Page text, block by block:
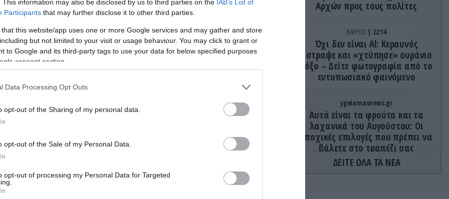
This information may also be disclosed by us to third parties on the IAB’s List of
Participants that may further disclose it to other third parties.
that this website/app uses one or more Google services and may gather and store
but not limited to your visit or usage behaviour. You may click to grant or
to Google and its third-party tags to use your data for below specified purposes
consent section.
Data Processing Opt Outs
opt-out of the Sharing of my personal data.
opt-out of the Sale of my Personal Data.
opt-out of processing my Personal Data for Targeted
του να προστατευθεί και τις κραυγές του
ο φίλος που τον συνόδευε έφυγε τρομαγμένος από το
πέρασε από την περιοχή κατά τη διάρκεια της επίθεσης
Αρχών προς τους πολίτες
ΚΑΙΡΟΣ 22:14
Όχι δεν είναι Al: Κεραυνός
άστραψε και «χτύπησε» ουράνιο
τόξο – Δείτε φωτογραφία από το
εντυπωσιακό φαινόμενο
ygeiamasnews.gr
Αυτά είναι τα φρούτα και τα
λαχανικά του Αυγούστου: Οι
εποχικές επιλογές που πρέπει να
βάλετε στο τραπέζι σας
ΠΑΡΑΣΚΗΝΙΟ 22:10
ΔΕΙΤΕ ΟΛΑ ΤΑ ΝΕΑ